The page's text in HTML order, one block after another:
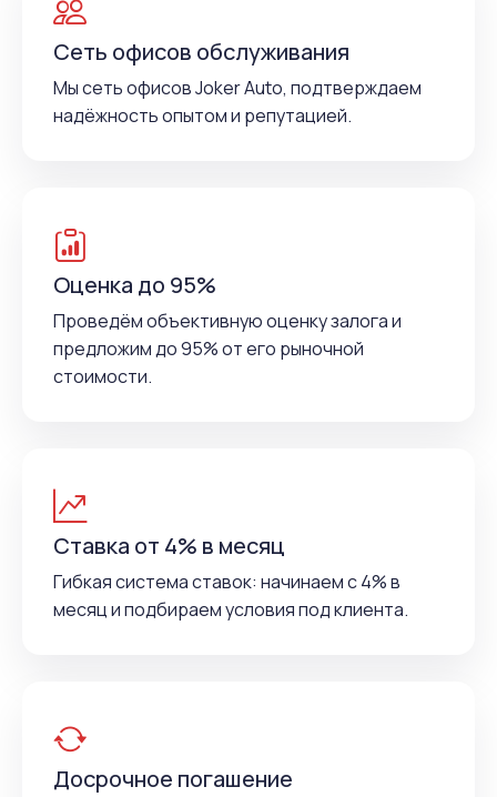
Сеть офисов обслуживания
Мы сеть офисов Joker Auto, подтверждаем
надёжность опытом и репутацией.
Оценка до 95%
Проведём объективную оценку залога и
предложим до 95% от его рыночной
стоимости.
Ставка от 4% в месяц
Гибкая система ставок: начинаем с 4% в
месяц и подбираем условия под клиента.
Досрочное погашение